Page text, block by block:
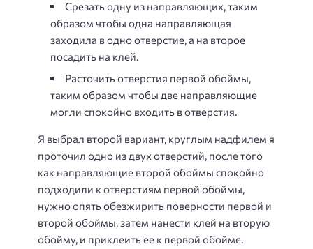
Срезать одну из направляющих, таким
образом чтобы одна направляющая
заходила в одно отверстие, а на второе
посадить на клей.
Расточить отверстия первой обоймы,
таким образом чтобы две направляющие
могли спокойно входить в отверстия.
Я выбрал второй вариант, круглым надфилем я
проточил одно из двух отверстий, после того
как направляющие второй обоймы спокойно
подходили к отверстиям первой обоймы,
нужно опять обезжирить поверности первой и
второй обоймы, затем нанести клей на вторую
обойму, и приклеить ее к первой обойме.